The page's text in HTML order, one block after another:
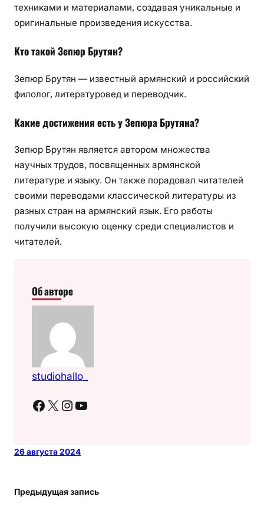
техниками и материалами, создавая уникальные и
оригинальные произведения искусства.
Кто такой Зепюр Брутян?
Зепюр Брутян — известный армянский и российский
филолог, литературовед и переводчик.
Какие достижения есть у Зепюра Брутяна?
Зепюр Брутян является автором множества
научных трудов, посвященных армянской
литературе и языку. Он также порадовал читателей
своими переводами классической литературы из
разных стран на армянский язык. Его работы
получили высокую оценку среди специалистов и
читателей.
Об авторе
studiohallo_
Facebook X Instagram YouTube
26 августа 2024
Предыдущая запись